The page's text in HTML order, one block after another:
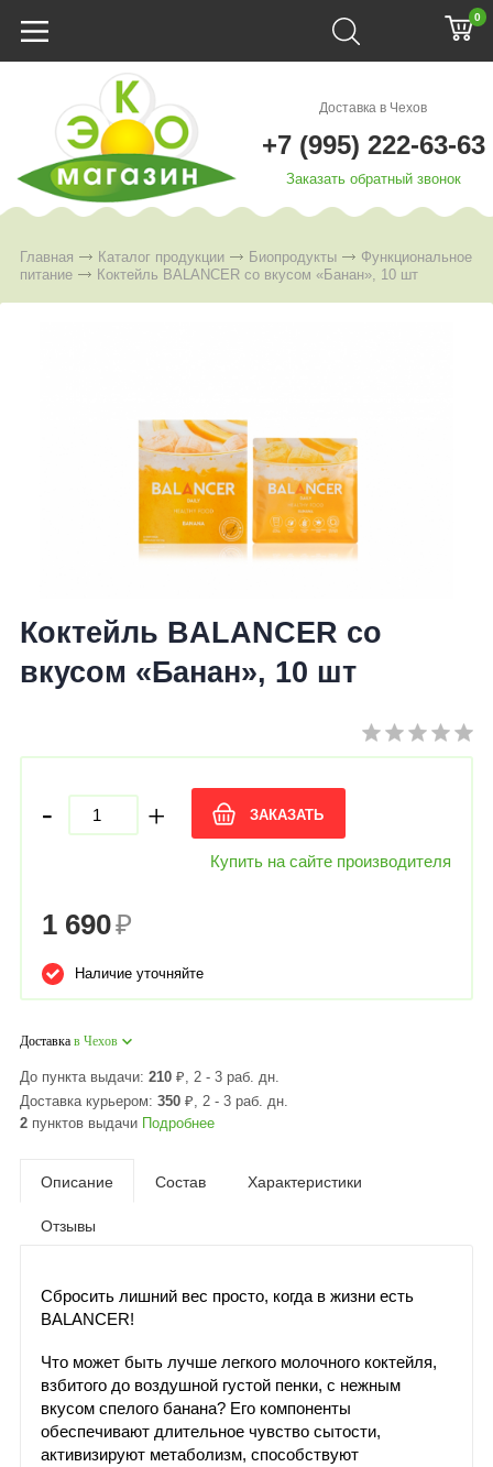
0
Доставка в Чехов
+7 (995) 222-63-63
Заказать обратный звонок
Главная Каталог продукции Биопродукты
Функциональное
питание
Коктейль BALANCER со вкусом «Банан», 10 шт
Коктейль BALANCER со
вкусом «Банан», 10 шт
- + ЗАКАЗАТЬ
Купить на сайте производителя
1 690₽
Наличие уточняйте
Доставка в Чехов
До пункта выдачи: 210 ₽, 2 - 3 раб. дн.
Доставка курьером: 350 ₽, 2 - 3 раб. дн.
2 пунктов выдачи Подробнее
Описание Состав Характеристики
Отзывы
Сбросить лишний вес просто, когда в жизни есть
BALANCER!
Что может быть лучше легкого молочного коктейля,
взбитого до воздушной густой пенки, с нежным
вкусом спелого банана? Его компоненты
обеспечивают длительное чувство сытости,
активизируют метаболизм, способствуют